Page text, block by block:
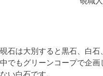
硯石は大別すると黒石、白石
中でもグリーンコープで企
ない白石です。